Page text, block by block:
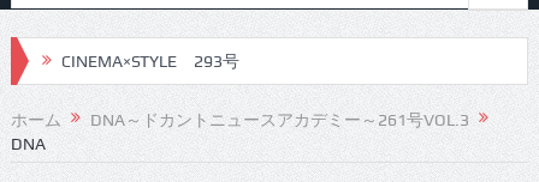
CINEMA×STYLE 293号
CINEMA×STYLE 292号
CINEMA×STYLE 291号
ホーム
DNA～ドカントニュースアカデミー～261号VOL.3
DNA